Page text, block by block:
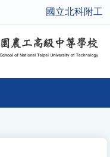
國立北科附工